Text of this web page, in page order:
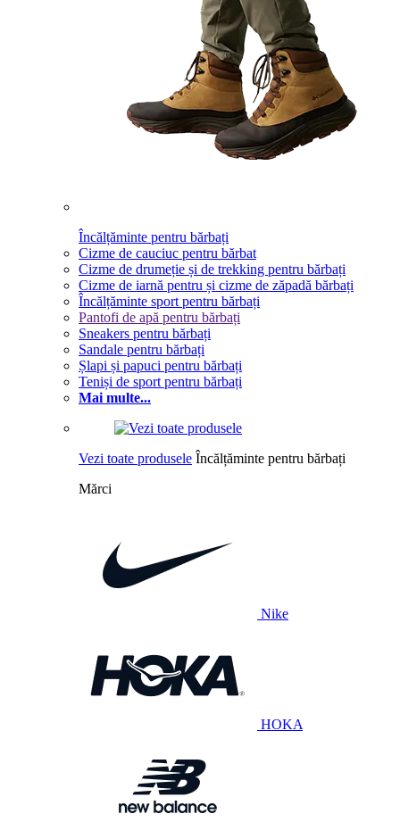
Încălțăminte pentru bărbați
Cizme de cauciuc pentru bărbat
Cizme de drumeție și de trekking pentru bărbați
Cizme de iarnă pentru și cizme de zăpadă bărbați
Încălțăminte sport pentru bărbați
Pantofi de apă pentru bărbați
Sneakers pentru bărbați
Sandale pentru bărbați
Șlapi și papuci pentru bărbați
Teniși de sport pentru bărbați
Mai multe...
Vezi toate produsele Încălțăminte pentru bărbați
Mărci
Nike
HOKA